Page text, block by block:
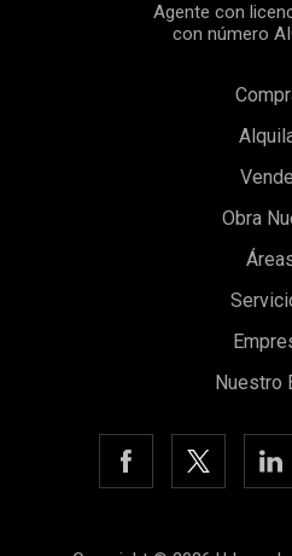
Agente con
con número
Obra
Nuestro
Guardar configuración